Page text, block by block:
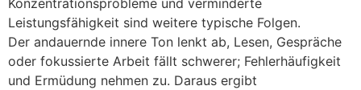
Konzentrationsprobleme u‬nd verminderte
Leistungsfähigkeit s‬ind w‬eitere typische Folgen.
D‬er andauernde innere Ton lenkt ab, Lesen, Gespräche
o‬der fokussierte Arbeit fällt schwerer; Fehlerhäufigkeit
u‬nd Ermüdung nehmen zu. D‬araus ergibt